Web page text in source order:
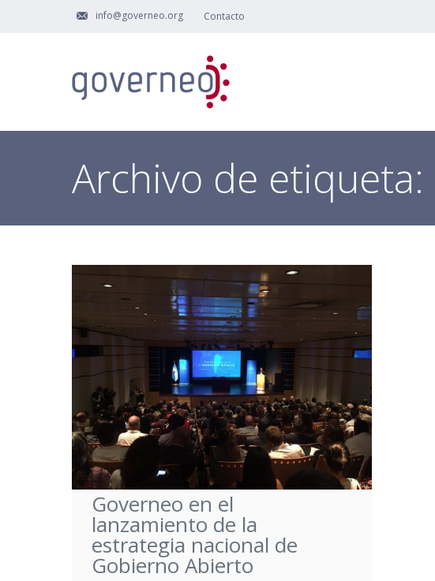
info@governeo.org Contacto
Archivo de etiqueta:
Governeo en el
lanzamiento de la
estrategia nacional de
Gobierno Abierto